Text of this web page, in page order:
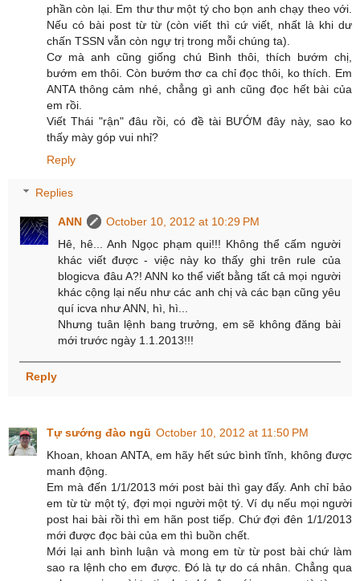
phần còn lại. Em thư thư một tý cho bọn anh chạy theo với.
Nếu có bài post từ từ (còn viết thì cứ viết, nhất là khi dư
chấn TSSN vẫn còn ngự trị trong mỗi chúng ta).
Cơ mà anh cũng giống chú Bình thôi, thích bướm chị,
bướm em thôi. Còn bướm thơ ca chỉ đọc thôi, ko thích. Em
ANTA thông cảm nhé, chẳng gì anh cũng đọc hết bài của
em rồi.
Viết Thái "rận" đâu rồi, có đề tài BƯỚM đây này, sao ko
thấy mày góp vui nhỉ?
Reply
Replies
ANN
October 10, 2012 at 10:29 PM
Hê, hê... Anh Ngọc phạm qui!!! Không thể cấm người
khác viết được - việc này ko thấy ghi trên rule của
blogicva đâu A?! ANN ko thể viết bằng tất cả mọi người
khác cộng lại nếu như các anh chị và các bạn cũng yêu
quí icva như ANN, hì, hì...
Nhưng tuân lệnh bang trưởng, em sẽ không đăng bài
mới trước ngày 1.1.2013!!!
Reply
Tự sướng đào ngũ October 10, 2012 at 11:50 PM
Khoan, khoan ANTA, em hãy hết sức bình tĩnh, không được
manh động.
Em mà đến 1/1/2013 mới post bài thì gay đấy. Anh chỉ bảo
em từ từ một tý, đợi mọi người một tý. Ví dụ nếu mọi người
post hai bài rồi thì em hãn post tiếp. Chứ đợi đên 1/1/2013
mới được đọc bài của em thì buồn chết.
Mới lại anh bình luận và mong em từ từ post bài chứ làm
sao ra lệnh cho em được. Đó là tự do cá nhân. Chẳng qua